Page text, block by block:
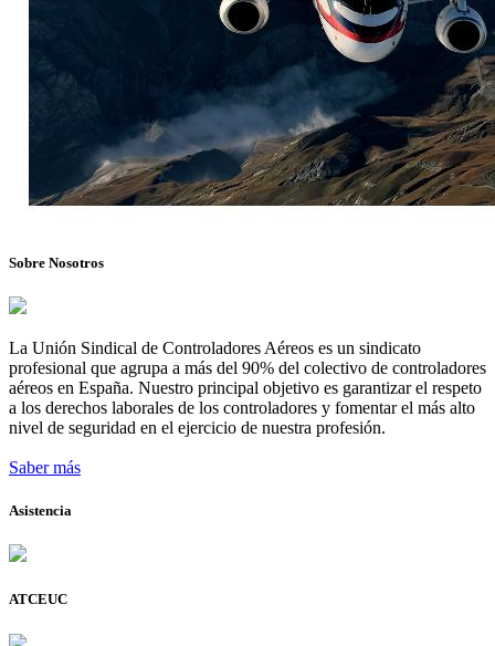
Sobre Nosotros
La Unión Sindical de Controladores Aéreos es un sindicato
profesional que agrupa a más del 90% del colectivo de controladores
aéreos en España. Nuestro principal objetivo es garantizar el respeto
a los derechos laborales de los controladores y fomentar el más alto
nivel de seguridad en el ejercicio de nuestra profesión.
Saber más
Asistencia
ATCEUC